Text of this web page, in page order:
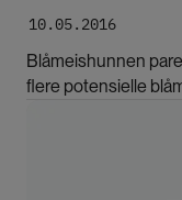
10.05.2016
Blåmeishunnen
flere potensielle